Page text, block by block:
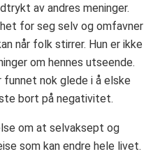
av andres meninger.
for seg selv og omfavner
når folk stirrer. Hun er ikke
om hennes utseende.
funnet nok glede i å elske
bort på negativitet.
om at selvaksept og
som kan endre hele livet.